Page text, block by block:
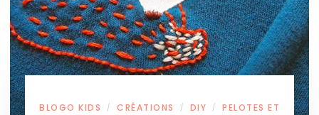
BLOGO KIDS / CRÉATIONS / DIY /
PELOTES ET